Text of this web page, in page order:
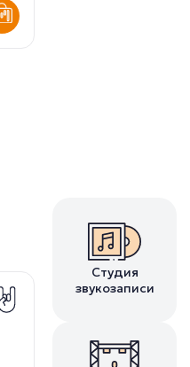
Студия
звукозаписи